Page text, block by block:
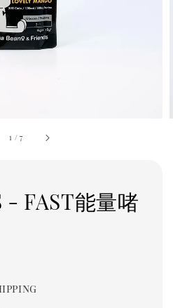
1 /7
- FAST能量啫